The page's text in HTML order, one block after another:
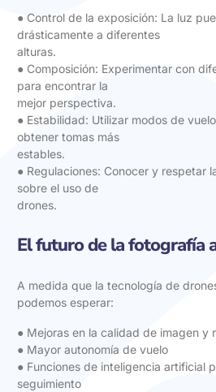
● Control de la exposición: La luz
drásticamente a diferentes
alturas.
● Composición: Experimentar con
para encontrar la
mejor perspectiva.
● Estabilidad: Utilizar modos de
obtener tomas más
estables.
● Regulaciones: Conocer y respetar
sobre el uso de
drones.
El futuro de la fotografía
A medida que la tecnología de
podemos esperar:
● Mejoras en la calidad de imagen y
● Mayor autonomía de vuelo
● Funciones de inteligencia artificial
seguimiento